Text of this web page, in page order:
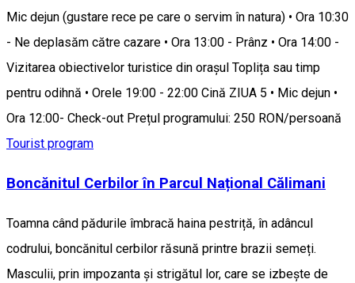
Mic dejun (gustare rece pe care o servim în natura) • Ora 10:30
- Ne deplasăm către cazare • Ora 13:00 - Prânz • Ora 14:00 -
Vizitarea obiectivelor turistice din orașul Toplița sau timp
pentru odihnă • Orele 19:00 - 22:00 Cină ZIUA 5 • Mic dejun •
Ora 12:00- Check-out Prețul programului: 250 RON/persoană
Tourist program
Boncănitul Cerbilor în Parcul Național Călimani
Toamna când pădurile îmbracă haina pestriță, în adâncul
codrului, boncănitul cerbilor răsună printre brazii semeți.
Masculii, prin impozanta și strigătul lor, care se izbește de